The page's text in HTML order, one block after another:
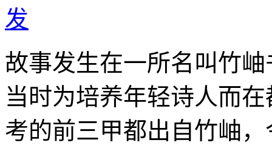
发
故事发生在一所名叫竹
当时为培养年轻诗人而
考的前三甲都出自竹岫